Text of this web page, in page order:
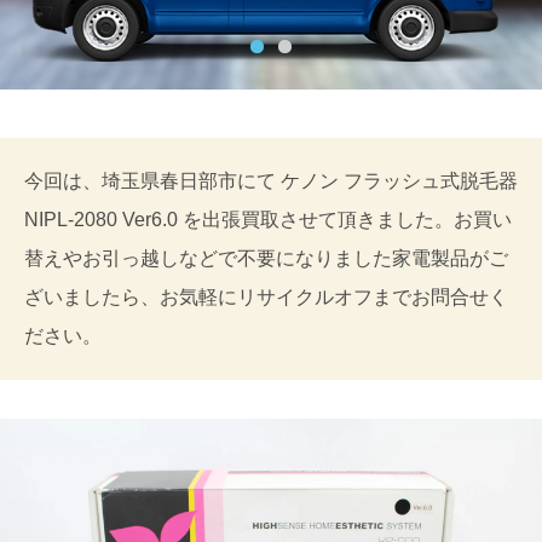
今回は、埼玉県春日部市にて ケノン フラッシュ式脱毛器
NIPL-2080 Ver6.0 を出張買取させて頂きました。お買い
替えやお引っ越しなどで不要になりました家電製品がご
ざいましたら、お気軽にリサイクルオフまでお問合せく
ださい。